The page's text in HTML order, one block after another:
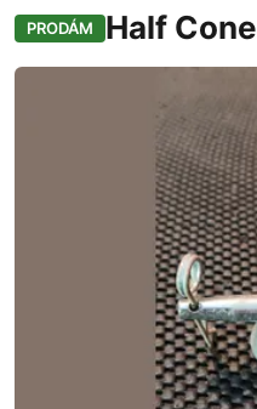
PRODÁM Half Cone
Fotografie